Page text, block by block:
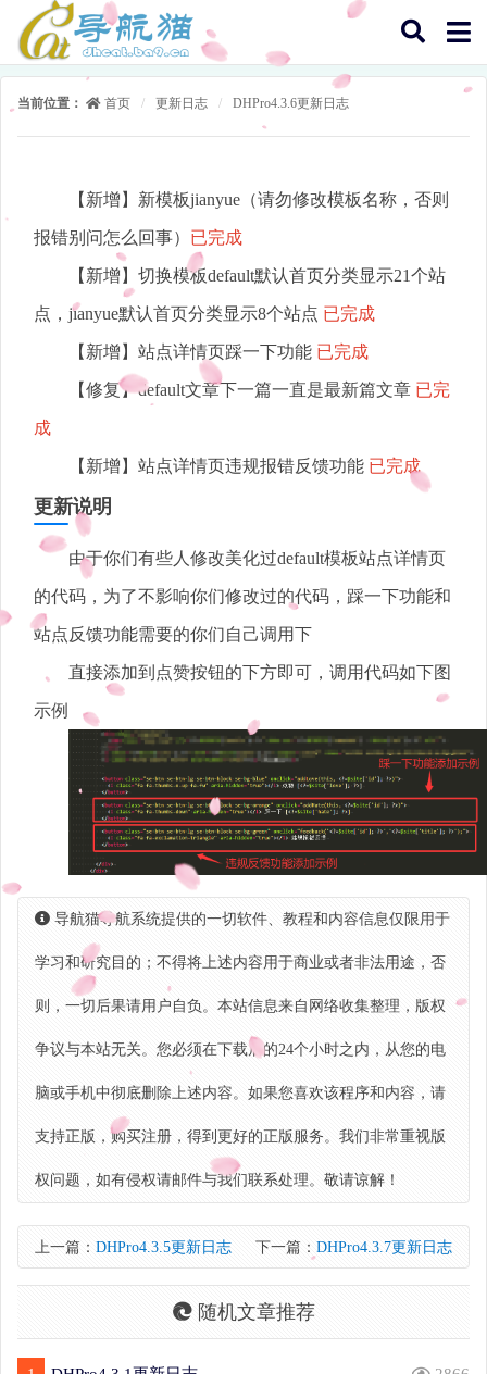
当前位置： 首页 / 更新日志 / DHPro4.3.6更新日志
【新增】新模板jianyue（请勿修改模板名称，否则
报错别问怎么回事） 已完成
【新增】切换模板default默认首页分类显示21个站
点，jianyue默认首页分类显示8个站点 已完成
【新增】站点详情页踩一下功能 已完成
【修复】default文章下一篇一直是最新篇文章 已完
成
【新增】站点详情页违规报错反馈功能 已完成
更新说明
由于你们有些人修改美化过default模板站点详情页
的代码，为了不影响你们修改过的代码，踩一下功能和
站点反馈功能需要的你们自己调用下
直接添加到点赞按钮的下方即可，调用代码如下图
示例
导航猫导航系统提供的一切软件、教程和内容信息仅限用于
学习和研究目的；不得将上述内容用于商业或者非法用途，否
则，一切后果请用户自负。本站信息来自网络收集整理，版权
争议与本站无关。您必须在下载后的24个小时之内，从您的电
脑或手机中彻底删除上述内容。如果您喜欢该程序和内容，请
支持正版，购买注册，得到更好的正版服务。我们非常重视版
权问题，如有侵权请邮件与我们联系处理。敬请谅解！
上一篇： DHPro4.3.5更新日志 下一篇： DHPro4.3.7更新日志
随机文章推荐